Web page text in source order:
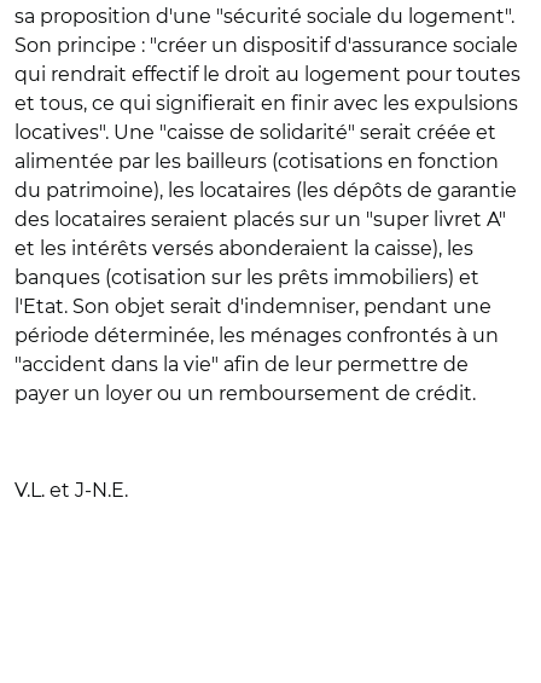
sa proposition d'une "sécurité sociale du logement".
Son principe : "créer un dispositif d'assurance sociale
qui rendrait effectif le droit au logement pour toutes
et tous, ce qui signifierait en finir avec les expulsions
locatives". Une "caisse de solidarité" serait créée et
alimentée par les bailleurs (cotisations en fonction
du patrimoine), les locataires (les dépôts de garantie
des locataires seraient placés sur un "super livret A"
et les intérêts versés abonderaient la caisse), les
banques (cotisation sur les prêts immobiliers) et
l'Etat. Son objet serait d'indemniser, pendant une
période déterminée, les ménages confrontés à un
"accident dans la vie" afin de leur permettre de
payer un loyer ou un remboursement de crédit.
V.L. et J-N.E.